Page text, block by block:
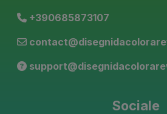
+390685873107
Sociale